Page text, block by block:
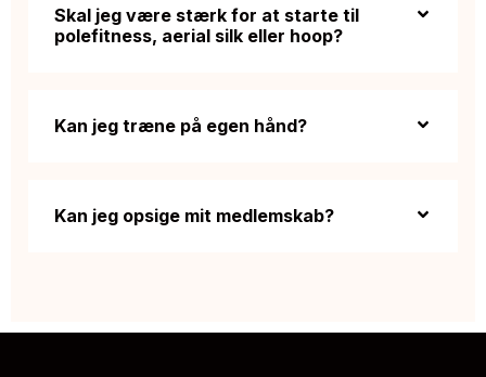
Skal jeg være stærk for at starte til
polefitness, aerial silk eller hoop?
Kan jeg træne på egen hånd?
Kan jeg opsige mit medlemskab?